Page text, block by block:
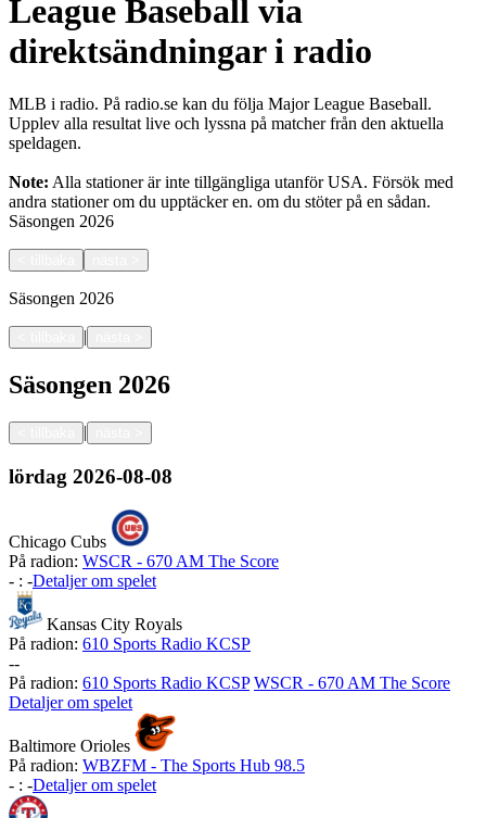
League Baseball via
direktsändningar i radio
MLB i radio. På radio.se kan du följa Major League Baseball.
Upplev alla resultat live och lyssna på matcher från den aktuella
speldagen.
Note: Alla stationer är inte tillgängliga utanför USA. Försök med
andra stationer om du upptäcker en. om du stöter på en sådan.
Säsongen 2026
Säsongen 2026
|
Säsongen 2026
|
lördag 2026-08-08
Chicago Cubs
På radion: WSCR - 670 AM The Score
- : -Detaljer om spelet
Kansas City Royals
På radion: 610 Sports Radio KCSP
--
På radion: 610 Sports Radio KCSP WSCR - 670 AM The Score
Detaljer om spelet
Baltimore Orioles
På radion: WBZFM - The Sports Hub 98.5
- : -Detaljer om spelet